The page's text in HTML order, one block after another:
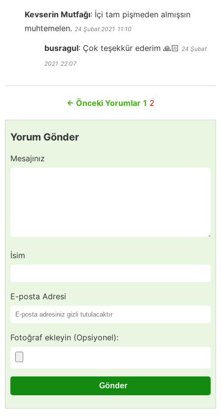
Kevserin Mutfağı: İçi tam pişmeden almışsın
muhtemelen. 24 Şubat 2021 11:10
busragul: Çok teşekkür ederim 🙏🏻 24 Şubat
2021 22:07
← Önceki Yorumlar 1 2
Yorum Gönder
Mesajınız
İsim
E-posta Adresi
Fotoğraf ekleyin (Opsiyonel):